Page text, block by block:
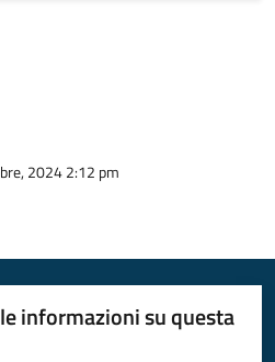
2024 2:12 pm
informazioni su questa